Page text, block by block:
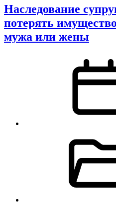
Наследование
потерять
мужа или жены